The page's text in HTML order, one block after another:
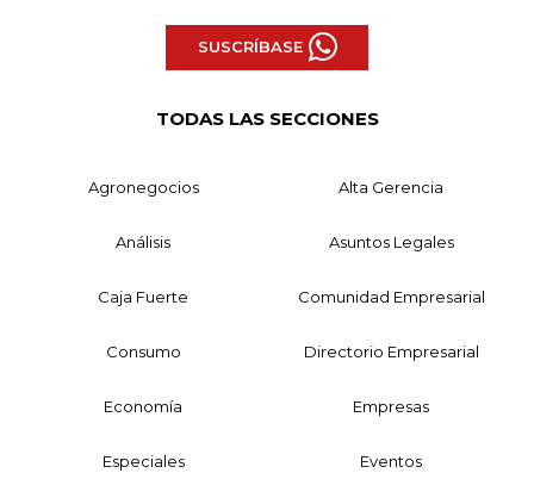
SUSCRÍBASE
TODAS LAS SECCIONES
Agronegocios Alta Gerencia
Análisis Asuntos Legales
Caja Fuerte Comunidad Empresarial
Consumo Directorio Empresarial
Economía Empresas
Especiales Eventos